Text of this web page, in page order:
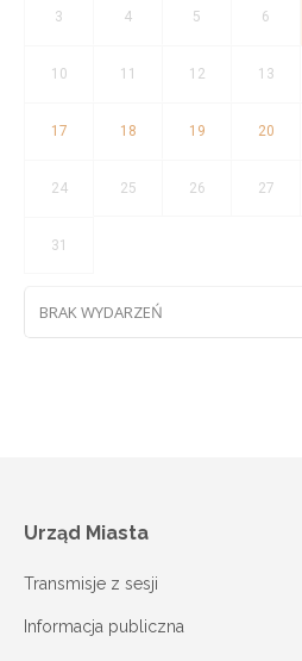
3 4 5 6
10 11 12 13
17 18 19 20
24 25 26 27
31
BRAK WYDARZEŃ
Urząd Miasta
Transmisje z sesji
Informacja publiczna